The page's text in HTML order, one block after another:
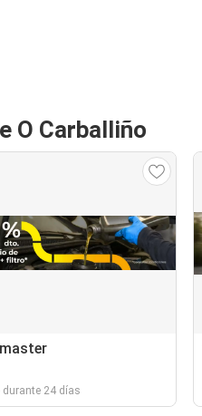
O Carballiño
durante 24 días